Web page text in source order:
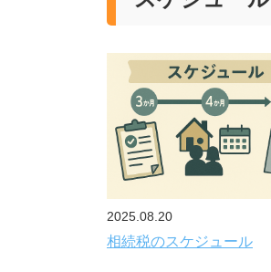
2025.08.20
相続税のスケジュール